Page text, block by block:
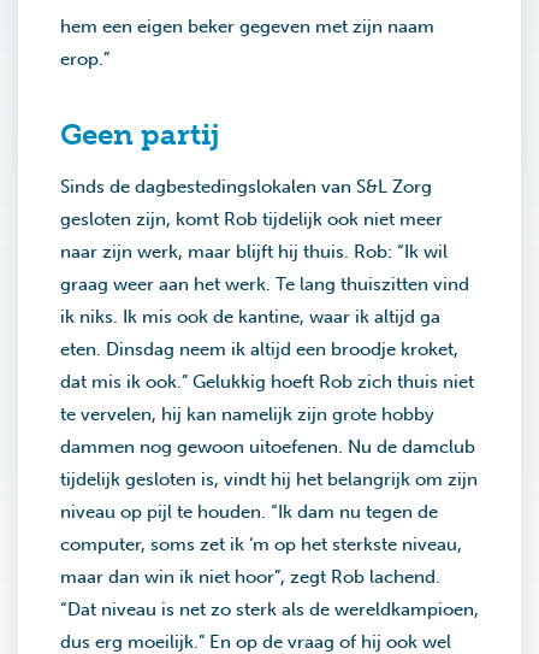
hem een eigen beker gegeven met zijn naam
erop.”
Geen partij
Sinds de dagbestedingslokalen van S&L Zorg
gesloten zijn, komt Rob tijdelijk ook niet meer
naar zijn werk, maar blijft hij thuis. Rob: “Ik wil
graag weer aan het werk. Te lang thuiszitten vind
ik niks. Ik mis ook de kantine, waar ik altijd ga
eten. Dinsdag neem ik altijd een broodje kroket,
dat mis ik ook.” Gelukkig hoeft Rob zich thuis niet
te vervelen, hij kan namelijk zijn grote hobby
dammen nog gewoon uitoefenen. Nu de damclub
tijdelijk gesloten is, vindt hij het belangrijk om zijn
niveau op pijl te houden. “Ik dam nu tegen de
computer, soms zet ik ‘m op het sterkste niveau,
maar dan win ik niet hoor”, zegt Rob lachend.
“Dat niveau is net zo sterk als de wereldkampioen,
dus erg moeilijk.” En op de vraag of hij ook wel